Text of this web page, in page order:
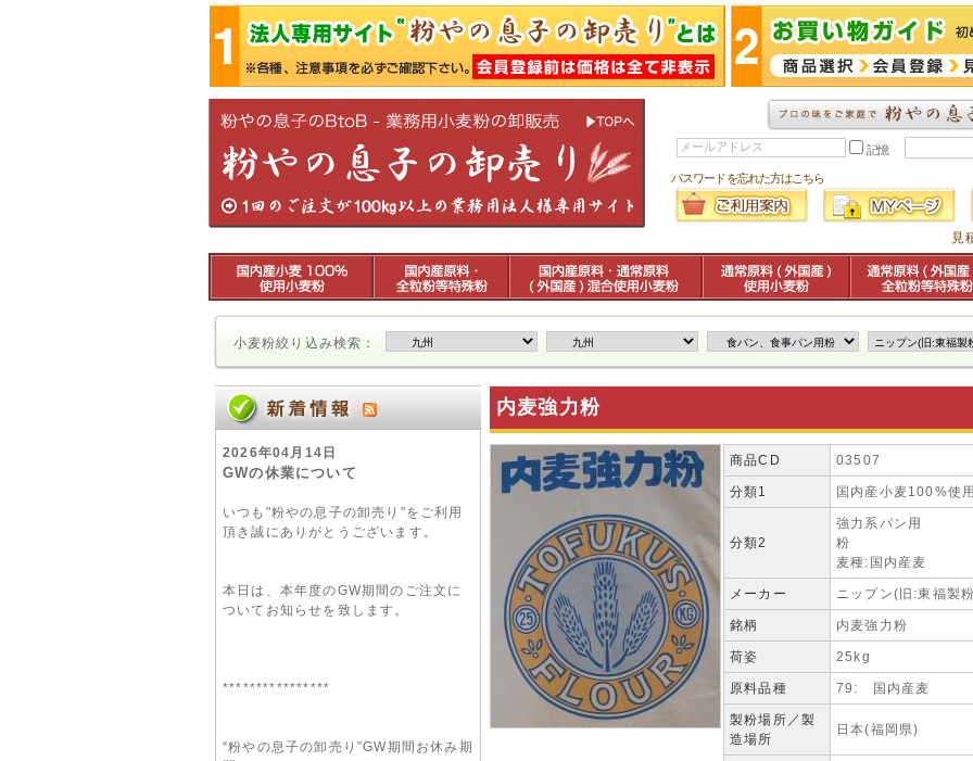
記憶
パスワードを忘れた方はこちら
見
小麦粉絞り込み検索：
2026年04月14日
GWの休業について
いつも"粉やの息子の卸売り"をご利用
頂き誠にありがとうございます。
本日は、本年度のGW期間のご注文に
ついてお知らせを致します。
****************
“粉やの息子の卸売り”GW期間お休み期
内麦強力粉
商品CD 03507
分類1 国内産小麦100%使
分類2
強力系パン用
麦種:国内産麦
メーカー ニップン(旧:東福製
銘柄 内麦強力粉
荷姿 25kg
原料品種 79: 国内産麦
製粉場所／製
造場所
日本(福岡県)